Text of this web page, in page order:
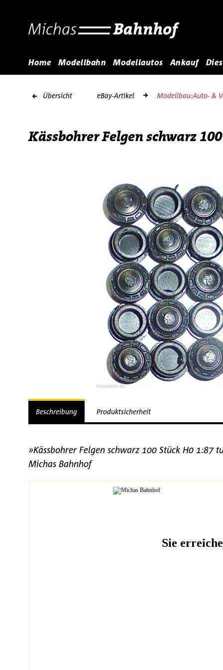
Home Modellbahn Modellautos Ankauf
Übersicht eBay-Artikel Modellbau:Auto- &
Kässbohrer Felgen schwarz
Beschreibung Produktsicherheit
»Kässbohrer Felgen schwarz 100 Stück H0 1:87
Michas Bahnhof
Sie